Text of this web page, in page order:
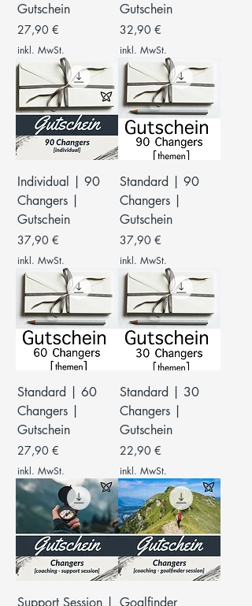
Gutschein
Preis
27,90 €
inkl. MwSt.
Gutschein
Preis
32,90 €
inkl. MwSt.
Individual | 90
Changers |
Gutschein
Preis
37,90 €
inkl. MwSt.
Standard | 90
Changers |
Gutschein
Preis
37,90 €
inkl. MwSt.
Standard | 60
Changers |
Gutschein
Preis
27,90 €
inkl. MwSt.
Standard | 30
Changers |
Gutschein
Preis
22,90 €
inkl. MwSt.